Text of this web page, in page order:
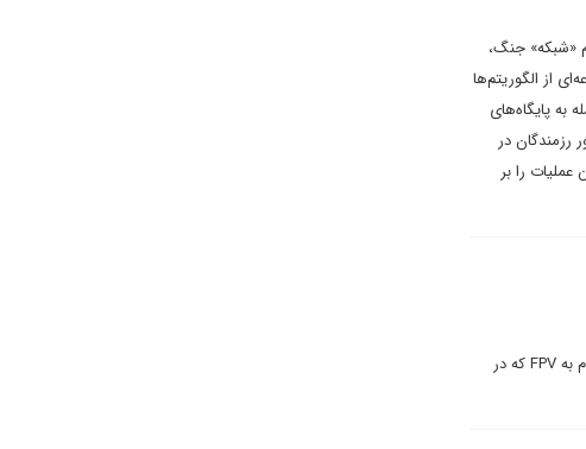
«شبکه» جنگ،
از الگوریتم‌ها
پایگاه‌های
در
را بر
اباصلت کبیری در یادداشتی برای دیپلماسی ایرانی می‌نویسد: نقش پهپادهای دوربین دار و انتحاری ترکیه موسوم به FPV که در